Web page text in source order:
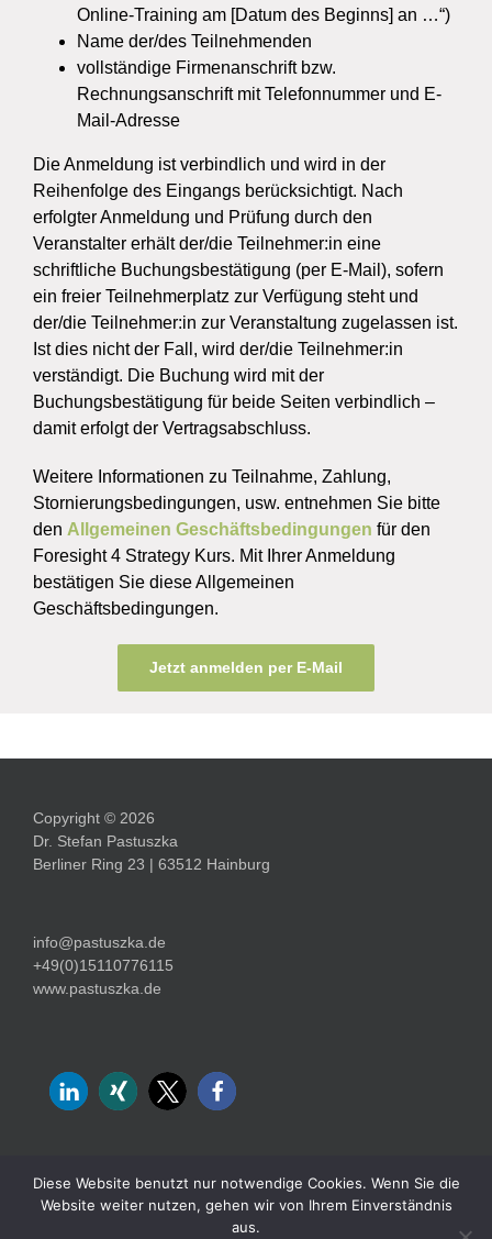
Online-Training am [Datum des Beginns] an …“)
Name der/des Teilnehmenden
vollständige Firmenanschrift bzw.
Rechnungsanschrift mit Telefonnummer und E-
Mail-Adresse
Die Anmeldung ist verbindlich und wird in der
Reihenfolge des Eingangs berücksichtigt. Nach
erfolgter Anmeldung und Prüfung durch den
Veranstalter erhält der/die Teilnehmer:in eine
schriftliche Buchungsbestätigung (per E-Mail), sofern
ein freier Teilnehmerplatz zur Verfügung steht und
der/die Teilnehmer:in zur Veranstaltung zugelassen ist.
Ist dies nicht der Fall, wird der/die Teilnehmer:in
verständigt. Die Buchung wird mit der
Buchungsbestätigung für beide Seiten verbindlich –
damit erfolgt der Vertragsabschluss.
Weitere Informationen zu Teilnahme, Zahlung,
Stornierungsbedingungen, usw. entnehmen Sie bitte
den Allgemeinen Geschäftsbedingungen für den
Foresight 4 Strategy Kurs. Mit Ihrer Anmeldung
bestätigen Sie diese Allgemeinen
Geschäftsbedingungen.
Jetzt anmelden per E-Mail
Copyright © 2026
Dr. Stefan Pastuszka
Berliner Ring 23 | 63512 Hainburg
info@pastuszka.de
+49(0)15110776115
www.pastuszka.de
Impressum Datenschutz
Diese Website benutzt nur notwendige Cookies. Wenn Sie die
Website weiter nutzen, gehen wir von Ihrem Einverständnis
aus.